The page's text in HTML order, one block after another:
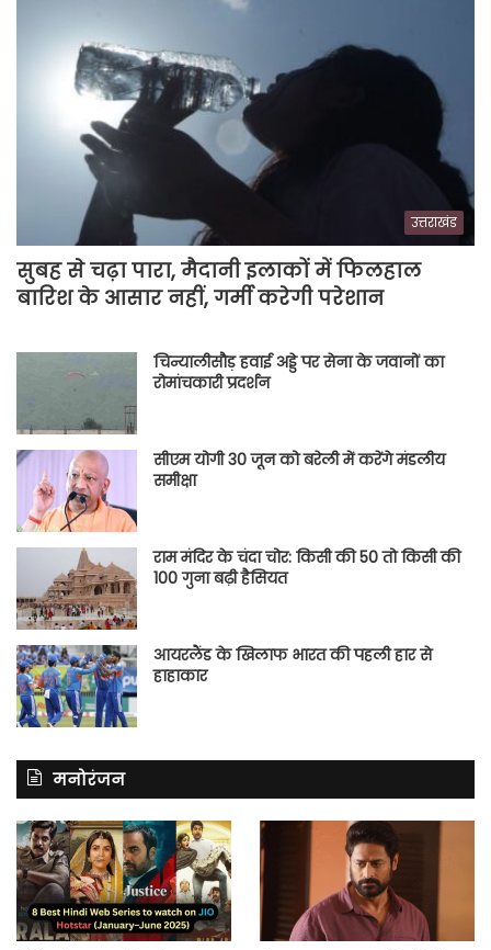
उत्तराखंड
सुबह से चढ़ा पारा, मैदानी इलाकों में फिलहाल
बारिश के आसार नहीं, गर्मी करेगी परेशान
चिन्यालीसौड़ हवाई अड्डे पर सेना के जवानों का
रोमांचकारी प्रदर्शन
सीएम योगी 30 जून को बरेली में करेंगे मंडलीय
समीक्षा
राम मंदिर के चंदा चोर: किसी की 50 तो किसी की
100 गुना बढ़ी हैसियत
आयरलैंड के खिलाफ भारत की पहली हार से
हाहाकार
मनोरंजन